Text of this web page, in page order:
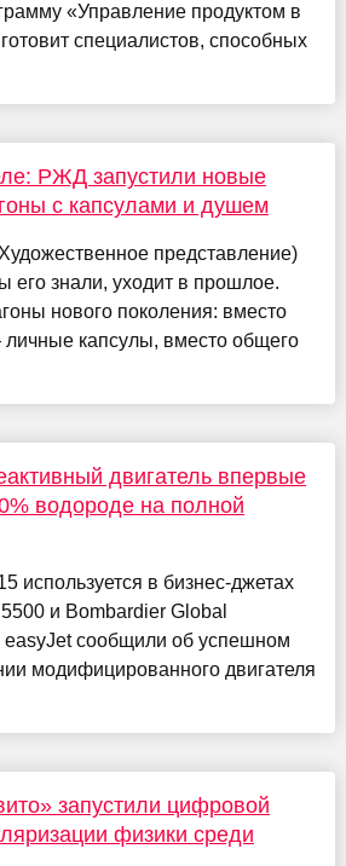
«Управление продуктом в
специалистов, способных
РЖД запустили новые
с капсулами и душем
представление)
его знали, уходит в прошлое.
нового поколения: вместо
капсулы, вместо общего
двигатель впервые
водороде на полной
используется в бизнес-джетах
и Bombardier Global
сообщили об успешном
модифицированного двигателя
запустили цифровой
физики среди